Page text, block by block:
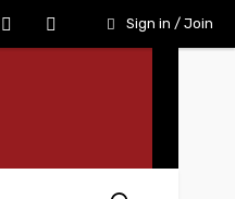
Sign in / Join